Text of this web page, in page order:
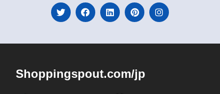
Shoppingspout.com/jp